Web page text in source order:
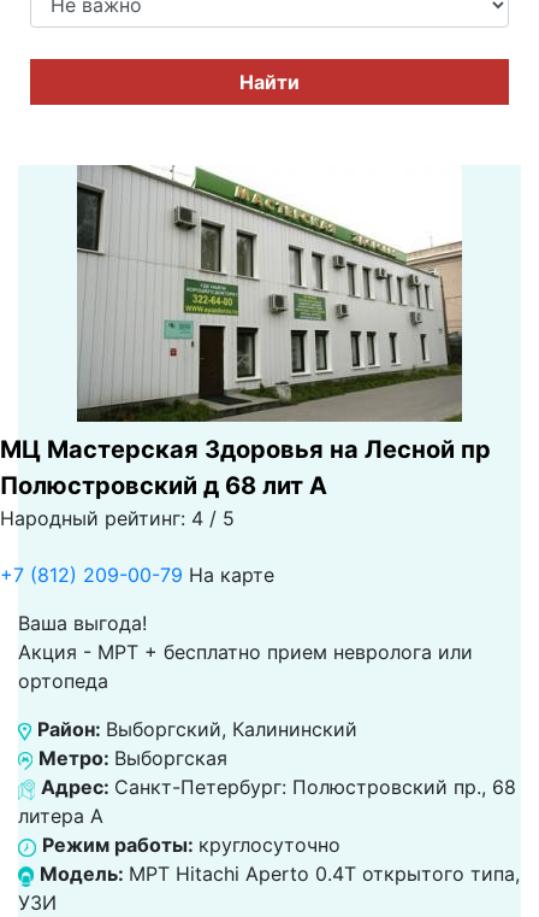
Найти
МЦ Мастерская Здоровья на Лесной пр
Полюстровский д 68 лит А
Народный рейтинг: 4 / 5
+7 (812) 209-00-79 На карте
Ваша выгода!
Акция - МРТ + бесплатно прием невролога или
ортопеда
Район: Выборгский, Калининский
Метро: Выборгская
Адрес: Санкт-Петербург: Полюстровский пр., 68
литера А
Режим работы: круглосуточно
Модель: МРТ Hitachi Aperto 0.4T открытого типа,
УЗИ